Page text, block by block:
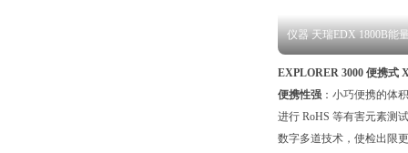
仪器 天瑞EDX 1800B能
EXPLORER 3000 便携式
便携性强 ：小巧便携的体
进行 RoHS 等有害元素测
数字多道技术，使检出限